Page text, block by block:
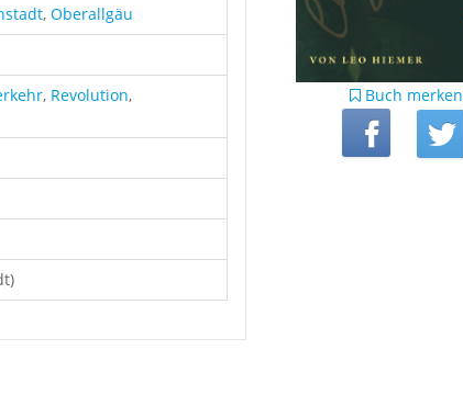
, Oberallgäu
, Revolution,
Buch merken